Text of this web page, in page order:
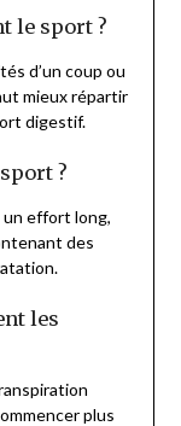
le sport ?
d’un coup ou
mieux répartir
digestif.
?
un effort long,
des
les
plus